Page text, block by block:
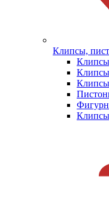
Клипсы,
Клипсы